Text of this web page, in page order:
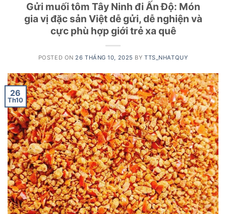
Gửi muối tôm Tây Ninh đi Ấn Độ: Món
gia vị đặc sản Việt dễ gửi, dễ nghiện và
cực phù hợp giới trẻ xa quê
POSTED ON26 THÁNG 10, 2025 BYTTS_NHATQUY
26
Th10